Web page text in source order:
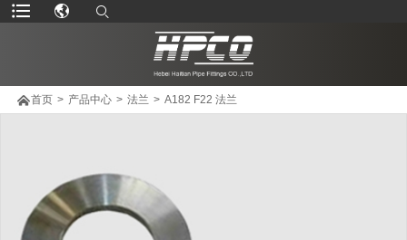
首页 > 产品中心 > 法兰 > A182 F22 法兰